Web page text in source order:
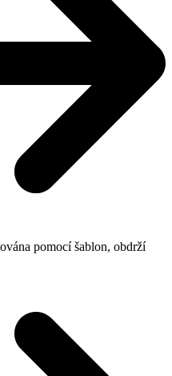
pomocí šablon, obdrží